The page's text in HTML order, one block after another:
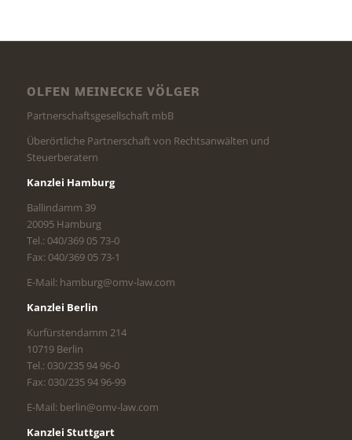
OLFEN MEINECKE VÖLGER
Partnerschaftsgesellschaft mbB
Überörtliche Partnerschaft von Rechtsanwälten und
Steuerberatern
Kanzlei Hamburg
Ballindamm 39
20095 Hamburg
Tel.: 040/369 05 73-0
Fax: 040/369 05 73-1
E-Mail: hamburg@omv-law.com
Kanzlei Berlin
Kurfürstendamm 214
10719 Berlin
Tel.: 030/235 94 96-0
Fax: 030/235 94 96-99
E-Mail: berlin@omv-law.com
Kanzlei Stuttgart